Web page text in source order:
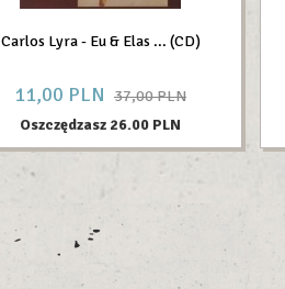
Carlos Lyra - Eu & Elas ... (CD)
11,00 PLN 37,00 PLN
Oszczędzasz 26.00 PLN